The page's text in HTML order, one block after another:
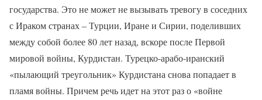
государства. Это не может не вызывать тревогу в соседних
с Ираком странах – Турции, Иране и Сирии, поделивших
между собой более 80 лет назад, вскоре после Первой
мировой войны, Курдистан. Турецко-арабо-иранский
«пылающий треугольник» Курдистана снова попадает в
пламя войны. Причем речь идет на этот раз о «войне